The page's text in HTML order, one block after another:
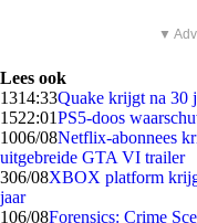
▼
Lees ook
1314:33Quake krijgt na 30
1522:01PS5-doos
1006/08Netflix-abonnees
uitgebreide GTA VI trailer
306/08XBOX platform
jaar
106/08Forensics: Crime